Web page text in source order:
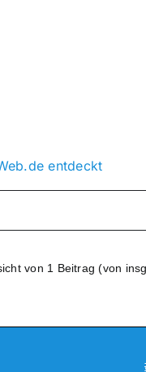
entdeckt
von 1 Beitrag (von